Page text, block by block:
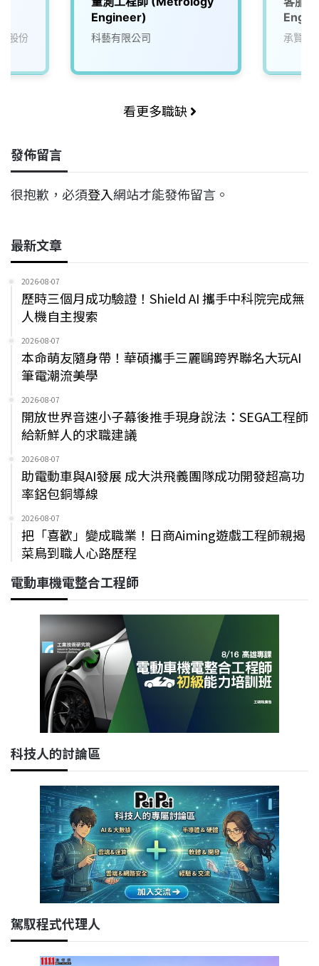
股份
Engineer)
科藝有限公司 承賢科
看更多職缺
發佈留言
很抱歉，必須登入網站才能發佈留言。
最新文章
2026-08-07
歷時三個月成功驗證！Shield AI 攜手中科院完成無
人機自主搜索
2026-08-07
本命萌友隨身帶！華碩攜手三麗鷗跨界聯名大玩AI
筆電潮流美學
2026-08-07
開放世界音速小子幕後推手現身說法：SEGA工程師
給新鮮人的求職建議
2026-08-07
助電動車與AI發展 成大洪飛義團隊成功開發超高功
率鋁包銅導線
2026-08-07
把「喜歡」變成職業！日商Aiming遊戲工程師親揭
菜鳥到職人心路歷程
電動車機電整合工程師
科技人的討論區
駕馭程式代理人